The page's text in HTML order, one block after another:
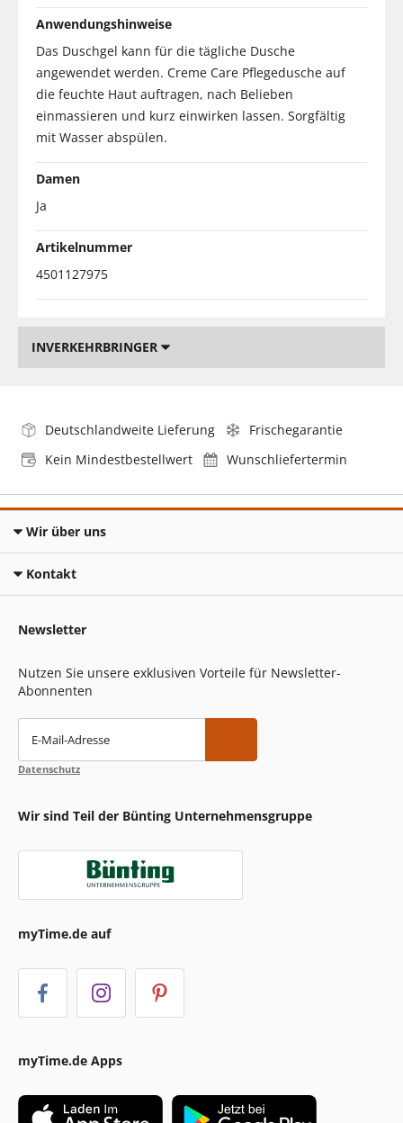
Anwendungshinweise
Das Duschgel kann für die tägliche Dusche
angewendet werden. Creme Care Pflegedusche auf
die feuchte Haut auftragen, nach Belieben
einmassieren und kurz einwirken lassen. Sorgfältig
mit Wasser abspülen.
Damen
Ja
Artikelnummer
4501127975
INVERKEHRBRINGER
Deutschlandweite Lieferung
Frischegarantie
Kein Mindestbestellwert
Wunschliefertermin
Wir über uns
Kontakt
Newsletter
Nutzen Sie unsere exklusiven Vorteile für Newsletter-
Abonnenten
E-Mail-Adresse
Datenschutz
Wir sind Teil der Bünting Unternehmensgruppe
myTime.de auf
myTime.de Apps